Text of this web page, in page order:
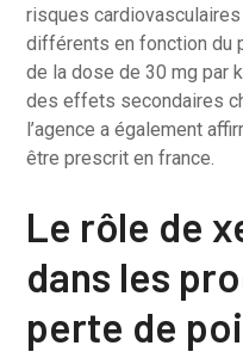
risques
différents en fonction du
de la dose de 30 mg par
des effets secondaires
l’agence a également
être prescrit en france.
Le rôle de
dans les
perte de